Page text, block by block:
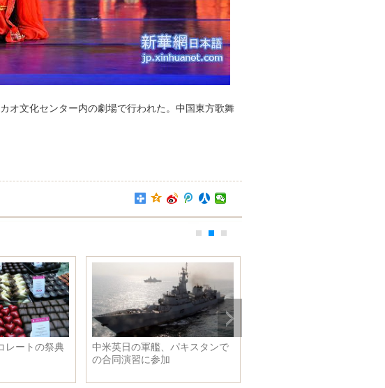
オ文化センター内の劇場で行われた。中国東方歌舞
の祭典
中米英日の軍艦、パキスタンで
の合同演習に参加
ロシアの秘密資料 次世代版Tu-